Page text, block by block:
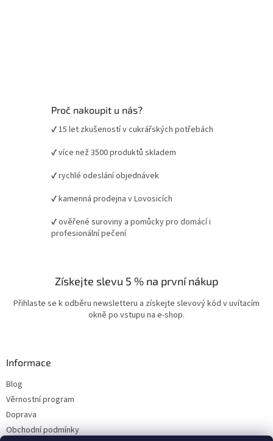
Proč nakoupit u nás?
✔ 15 let zkušeností v cukrářských potřebách
✔ více než 3500 produktů skladem
✔ rychlé odeslání objednávek
✔ kamenná prodejna v Lovosicích
✔ ověřené suroviny a pomůcky pro domácí i
profesionální pečení
Získejte slevu 5 % na první nákup
Přihlaste se k odběru newsletteru a získejte slevový kód v uvítacím
okně po vstupu na e-shop.
Informace
Blog
Věrnostní program
Doprava
Obchodní podmínky